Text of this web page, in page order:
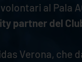
al Pala
partner del
Verona, che